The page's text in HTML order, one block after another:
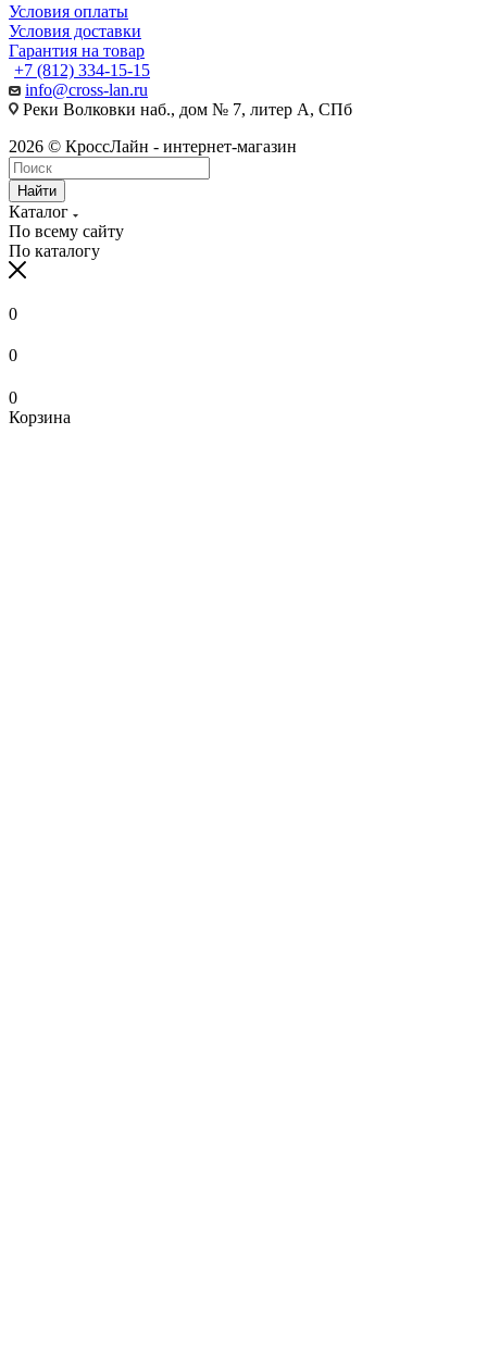
Условия оплаты
Условия доставки
Гарантия на товар
+7 (812) 334-15-15
info@cross-lan.ru
Реки Волковки наб., дом № 7, литер А, СПб
2026 © КроссЛайн - интернет-магазин
Найти
Каталог
По всему сайту
По каталогу
0
0
0
Корзина